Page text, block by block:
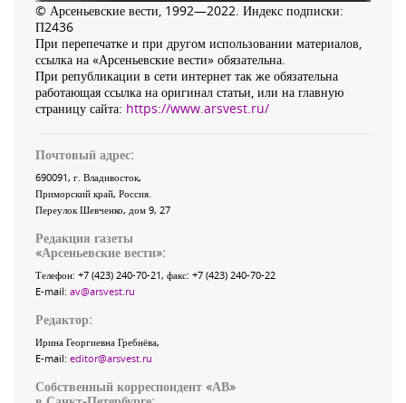
© Арсеньевские вести, 1992—2022. Индекс подписки:
П2436
При перепечатке и при другом использовании материалов,
ссылка на «Арсеньевские вести» обязательна.
При републикации в сети интернет так же обязательна
работающая ссылка на оригинал статьи, или на главную
страницу сайта: https://www.arsvest.ru/
Почтовый адрес:
690091, г. Владивосток,
Приморский край, Россия.
Переулок Шевченко, дом 9, 27
Редакция газеты
«Арсеньевские вести»:
Телефон: +7 (423) 240-70-21, факс: +7 (423) 240-70-22
E-mail: av@arsvest.ru
Редактор:
Ирина Георгиевна Гребнёва,
E-mail: editor@arsvest.ru
Собственный корреспондент «АВ»